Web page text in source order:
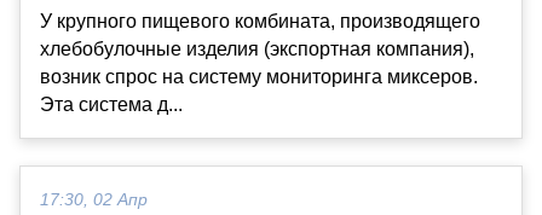
У крупного пищевого комбината, производящего
хлебобулочные изделия (экспортная компания),
возник спрос на систему мониторинга миксеров.
Эта система д...
17:30, 02 Апр